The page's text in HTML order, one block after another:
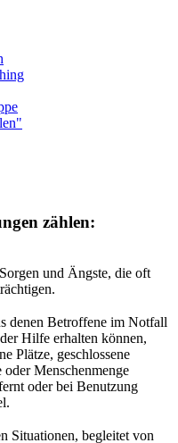
zählen:
und Ängste, die oft
denen Betroffene im Notfall
Hilfe erhalten können,
Plätze, geschlossene
Menschenmenge
oder bei Benutzung
Situationen, begleitet von